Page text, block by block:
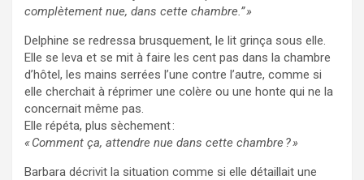
complètement nue, dans cette chambre.” »
Delphine se redressa brusquement, le lit grinça sous elle.
Elle se leva et se mit à faire les cent pas dans la chambre
d’hôtel, les mains serrées l’une contre l’autre, comme si
elle cherchait à réprimer une colère ou une honte qui ne la
concernait même pas.
Elle répéta, plus sèchement :
« Comment ça, attendre nue dans cette chambre ? »
Barbara décrivit la situation comme si elle détaillait une